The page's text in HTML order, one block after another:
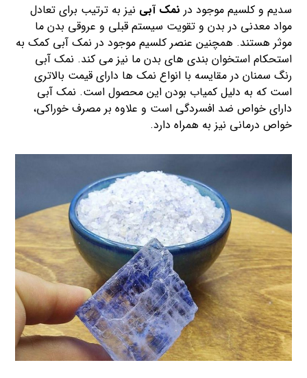
سدیم و کلسیم موجود در نمک آبی نیز به ترتیب برای تعادل
مواد معدنی در بدن و تقویت سیستم قبلی و عروقی بدن ما
موثر هستند. همچنین عنصر کلسیم موجود در نمک آبی کمک به
استحکام استخوان بندی های بدن ما نیز می کند. نمک آبی
رنگ سمنان در مقایسه با انواع نمک ها دارای قیمت بالاتری
است که به دلیل کمیاب بودن این محصول است. نمک آبی
دارای خواص ضد افسردگی است و علاوه بر مصرف خوراکی،
خواص درمانی نیز به همراه دارد.